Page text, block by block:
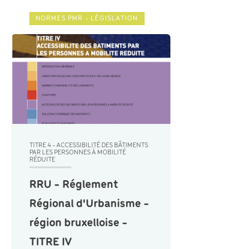
NORMES PMR - LÉGISLATION
TITRE 4 - ACCESSIBILITÉ DES BÂTIMENTS
PAR LES PERSONNES À MOBILITÉ
RÉDUITE
RRU - Réglement
Régional d'Urbanisme -
région bruxelloise -
TITRE IV